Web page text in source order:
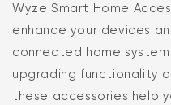
Wyze Smart Home
enhance your devices
connected home
upgrading functionality
these accessories help